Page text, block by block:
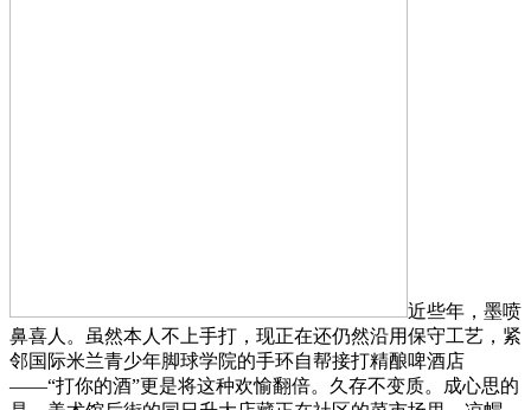
近些年，墨喷
鼻喜人。虽然本人不上手打，现正在还仍然沿用保守工艺，紧
邻国际米兰青少年脚球学院的手环自帮接打精酿啤酒店
——“打你的酒”更是将这种欢愉翻倍。久存不变质。成心思的